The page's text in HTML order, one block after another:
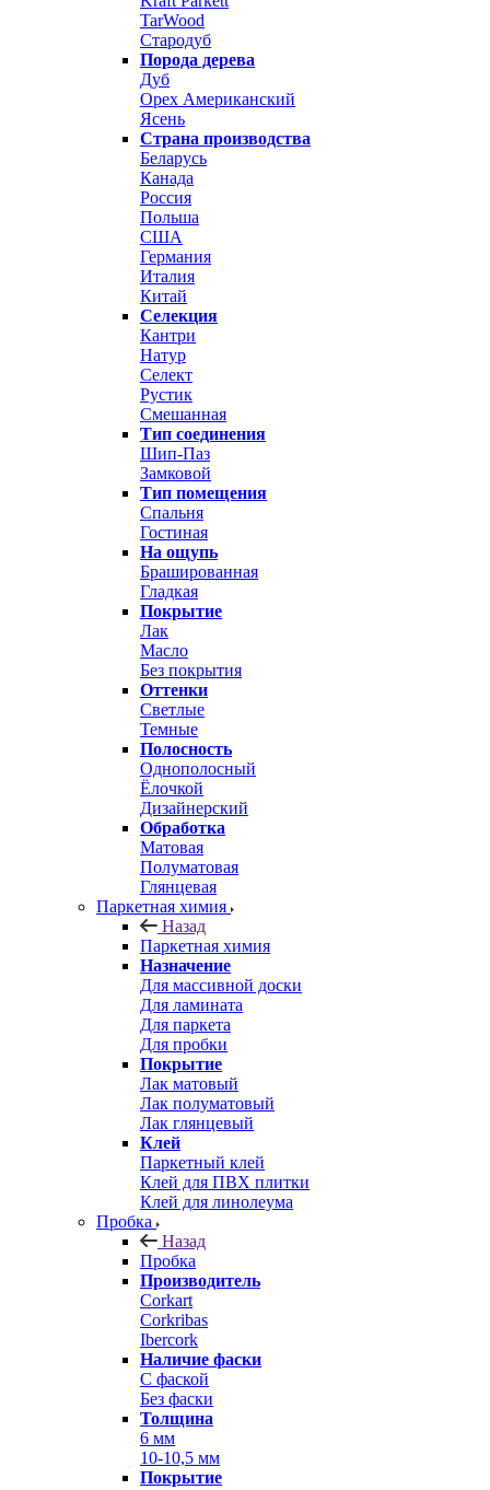
TarWood
Стародуб
Порода дерева
Дуб
Орех Американский
Ясень
Страна производства
Беларусь
Канада
Россия
Польша
США
Германия
Италия
Китай
Селекция
Кантри
Натур
Селект
Рустик
Смешанная
Тип соединения
Шип-Паз
Замковой
Тип помещения
Спальня
Гостиная
На ощупь
Брашированная
Гладкая
Покрытие
Лак
Масло
Без покрытия
Оттенки
Светлые
Темные
Полосность
Однополосный
Ёлочкой
Дизайнерский
Обработка
Матовая
Полуматовая
Глянцевая
Паркетная химия
Назад
Паркетная химия
Назначение
Для массивной доски
Для ламината
Для паркета
Для пробки
Покрытие
Лак матовый
Лак полуматовый
Лак глянцевый
Клей
Паркетный клей
Клей для ПВХ плитки
Клей для линолеума
Пробка
Назад
Пробка
Производитель
Corkart
Corkribas
Ibercork
Наличие фаски
С фаской
Без фаски
Толщина
6 мм
10-10,5 мм
Покрытие